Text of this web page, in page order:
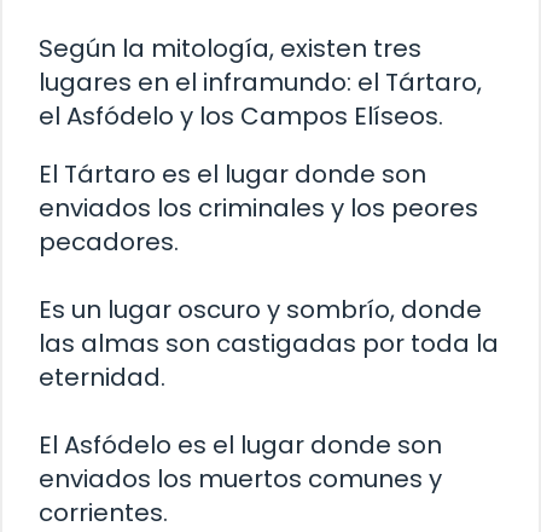
Según la mitología, existen tres
lugares en el inframundo: el Tártaro,
el Asfódelo y los Campos Elíseos.
El Tártaro es el lugar donde son
enviados los criminales y los peores
pecadores.
Es un lugar oscuro y sombrío, donde
las almas son castigadas por toda la
eternidad.
El Asfódelo es el lugar donde son
enviados los muertos comunes y
corrientes.